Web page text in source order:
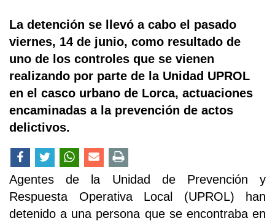
La detención se llevó a cabo el pasado
viernes, 14 de junio, como resultado de
uno de los controles que se vienen
realizando por parte de la Unidad UPROL
en el casco urbano de Lorca, actuaciones
encaminadas a la prevención de actos
delictivos.
Agentes de la Unidad de Prevención y
Respuesta Operativa Local (UPROL) han
detenido a una persona que se encontraba en